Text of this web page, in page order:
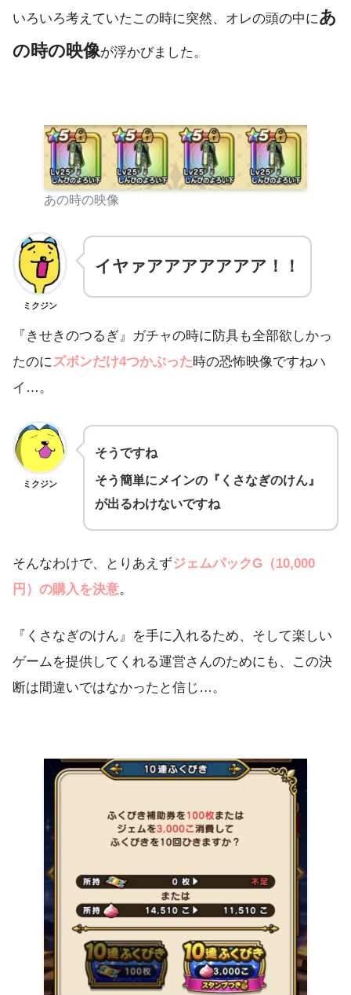
いろいろ考えていたこの時に突然、オレの頭の中にあ
の時の映像が浮かびました。
あの時の映像
ミクジン
イヤァアアアアアアア！！
『きせきのつるぎ』ガチャの時に防具も全部欲しかっ
たのに ズボンだけ4つかぶった時の恐怖映像ですねハ
イ…。
ミクジン
そうですね
そう簡単にメインの『くさなぎのけん』
が出るわけないですね
そんなわけで、とりあえずジェムパックG（10,000
円）の購入を決意。
『くさなぎのけん』を手に入れるため、そして楽しい
ゲームを提供してくれる運営さんのためにも、この決
断は間違いではなかったと信じ…。